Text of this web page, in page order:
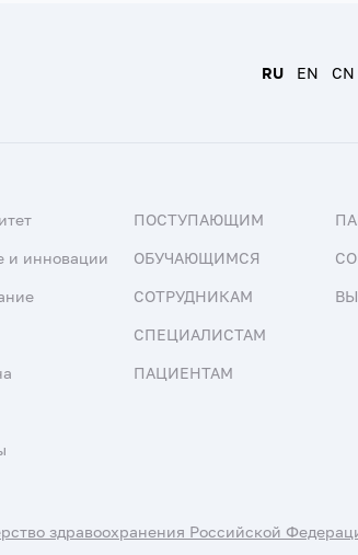
RU EN CN
и инновации
ПОСТУПАЮЩИМ
ОБУЧАЮЩИМСЯ
СОТРУДНИКАМ
СПЕЦИАЛИСТАМ
ПАЦИЕНТАМ
здравоохранения Российской